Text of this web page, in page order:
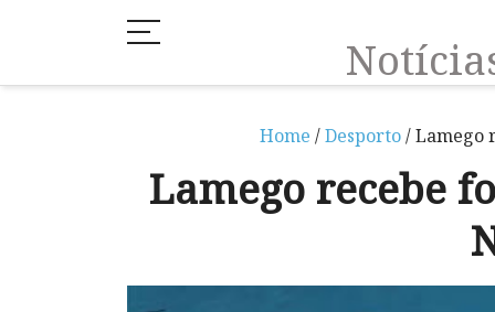
Home /Desporto/ Lamego
Lamego recebe